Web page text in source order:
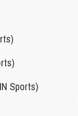
Sports)